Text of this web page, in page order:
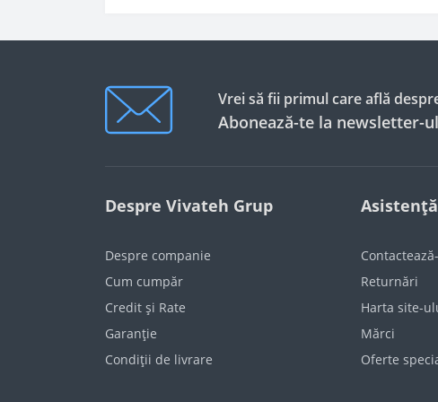
Vrei să fii primul care află
Abonează-te la newsletter-
Despre Vivateh Grup
Despre companie
Cum cumpăr
Credit și Rate
Garanție
Condiții de livrare
Asistență
Returnări
Harta site-
Mărci
Oferte